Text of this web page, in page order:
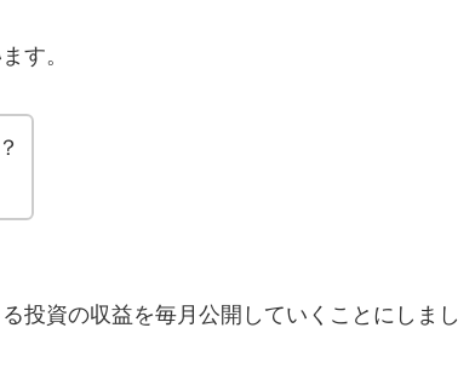
す。
投資の収益を毎月公開していくことにしまし